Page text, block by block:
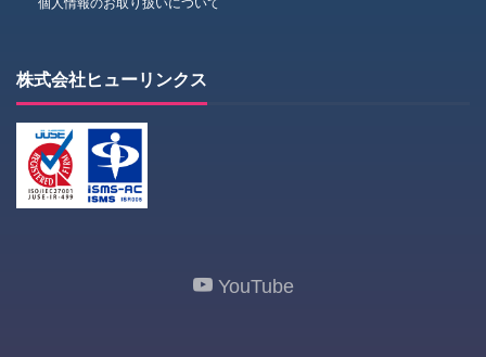
個人情報のお取り扱いについて
株式会社ヒューリンクス
YouTube